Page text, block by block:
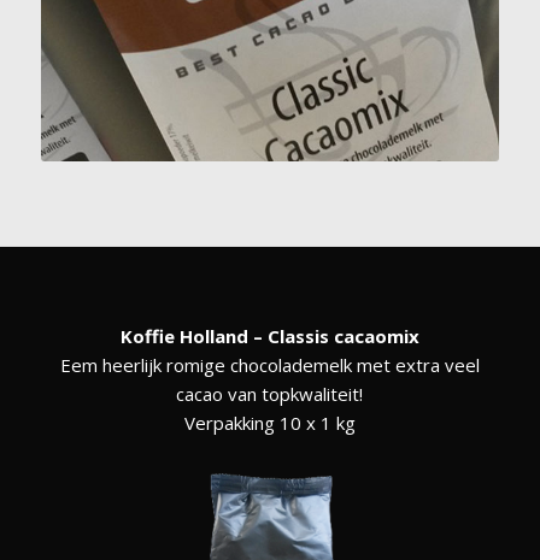
Koffie Holland – Classis cacaomix
Eem heerlijk romige chocolademelk met extra veel
cacao van topkwaliteit!
Verpakking 10 x 1 kg